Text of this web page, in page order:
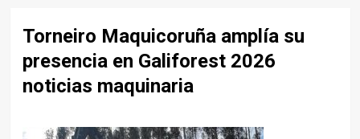
Torneiro Maquicoruña amplía su
presencia en Galiforest 2026
noticias maquinaria